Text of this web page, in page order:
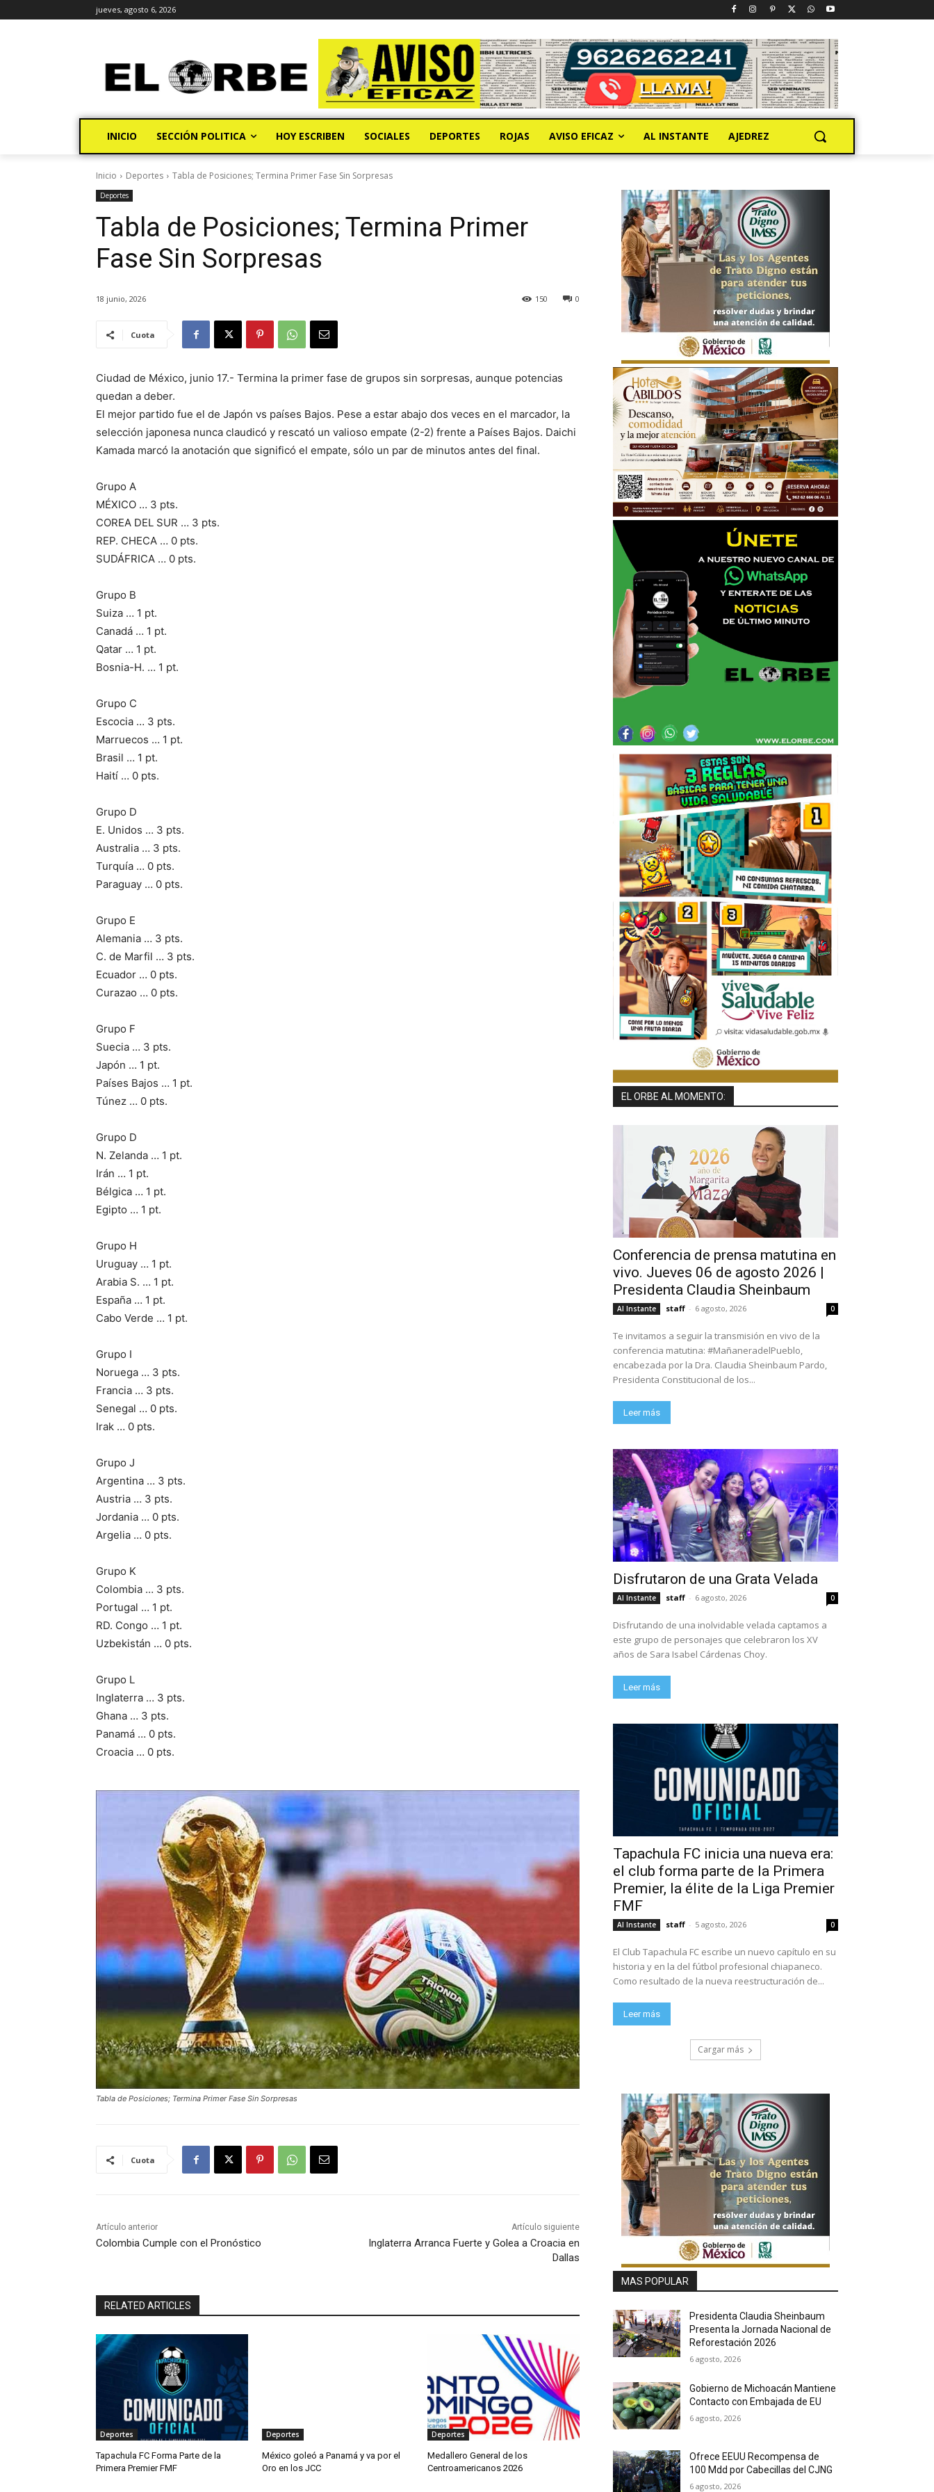
jueves, agosto 6, 2026
INICIO SECCIÓN POLITICA HOY ESCRIBEN SOCIALES DEPORTES ROJAS AVISO EFICAZ AL INSTANTE AJEDREZ
Inicio Deportes Tabla de Posiciones; Termina Primer Fase Sin Sorpresas
Deportes
Tabla de Posiciones; Termina Primer
Fase Sin Sorpresas
18 junio, 2026 0
150
Cuota
Ciudad de México, junio 17.- Termina la primer fase de grupos sin sorpresas, aunque potencias
quedan a deber.
El mejor partido fue el de Japón vs países Bajos. Pese a estar abajo dos veces en el marcador, la
selección japonesa nunca claudicó y rescató un valioso empate (2-2) frente a Países Bajos. Daichi
Kamada marcó la anotación que significó el empate, sólo un par de minutos antes del final.
Grupo A
MÉXICO … 3 pts.
COREA DEL SUR … 3 pts.
REP. CHECA … 0 pts.
SUDÁFRICA … 0 pts.
Grupo B
Suiza … 1 pt.
Canadá … 1 pt.
Qatar … 1 pt.
Bosnia-H. … 1 pt.
Grupo C
Escocia … 3 pts.
Marruecos … 1 pt.
Brasil … 1 pt.
Haití … 0 pts.
Grupo D
E. Unidos … 3 pts.
Australia … 3 pts.
Turquía … 0 pts.
Paraguay … 0 pts.
Grupo E
Alemania … 3 pts.
C. de Marfil … 3 pts.
Ecuador … 0 pts.
Curazao … 0 pts.
Grupo F
Suecia … 3 pts.
Japón … 1 pt.
Países Bajos … 1 pt.
Túnez … 0 pts.
Grupo D
N. Zelanda … 1 pt.
Irán … 1 pt.
Bélgica … 1 pt.
Egipto … 1 pt.
Grupo H
Uruguay … 1 pt.
Arabia S. … 1 pt.
España … 1 pt.
Cabo Verde … 1 pt.
Grupo I
Noruega … 3 pts.
Francia … 3 pts.
Senegal … 0 pts.
Irak … 0 pts.
Grupo J
Argentina … 3 pts.
Austria … 3 pts.
Jordania … 0 pts.
Argelia … 0 pts.
Grupo K
Colombia … 3 pts.
Portugal … 1 pt.
RD. Congo … 1 pt.
Uzbekistán … 0 pts.
Grupo L
Inglaterra … 3 pts.
Ghana … 3 pts.
Panamá … 0 pts.
Croacia … 0 pts.
Tabla de Posiciones; Termina Primer Fase Sin Sorpresas
Cuota
Artículo anterior
Colombia Cumple con el Pronóstico
Artículo siguiente
Inglaterra Arranca Fuerte y Golea a Croacia en
Dallas
RELATED ARTICLES
Deportes
Tapachula FC Forma Parte de la
Primera Premier FMF
Deportes
México goleó a Panamá y va por el
Oro en los JCC
Deportes
Medallero General de los
Centroamericanos 2026
EL ORBE AL MOMENTO:
Conferencia de prensa matutina en
vivo. Jueves 06 de agosto 2026 |
Presidenta Claudia Sheinbaum
Al Instante staff - 6 agosto, 2026 0
Te invitamos a seguir la transmisión en vivo de la
conferencia matutina: #MañaneradelPueblo,
encabezada por la Dra. Claudia Sheinbaum Pardo,
Presidenta Constitucional de los...
Leer más
Disfrutaron de una Grata Velada
Al Instante staff - 6 agosto, 2026 0
Disfrutando de una inolvidable velada captamos a
este grupo de personajes que celebraron los XV
años de Sara Isabel Cárdenas Choy.
Leer más
Tapachula FC inicia una nueva era:
el club forma parte de la Primera
Premier, la élite de la Liga Premier
FMF
Al Instante staff - 5 agosto, 2026 0
El Club Tapachula FC escribe un nuevo capítulo en su
historia y en la del fútbol profesional chiapaneco.
Como resultado de la nueva reestructuración de...
Leer más
Cargar más
MAS POPULAR
Presidenta Claudia Sheinbaum
Presenta la Jornada Nacional de
Reforestación 2026
6 agosto, 2026
Gobierno de Michoacán Mantiene
Contacto con Embajada de EU
6 agosto, 2026
Ofrece EEUU Recompensa de
100 Mdd por Cabecillas del CJNG
6 agosto, 2026